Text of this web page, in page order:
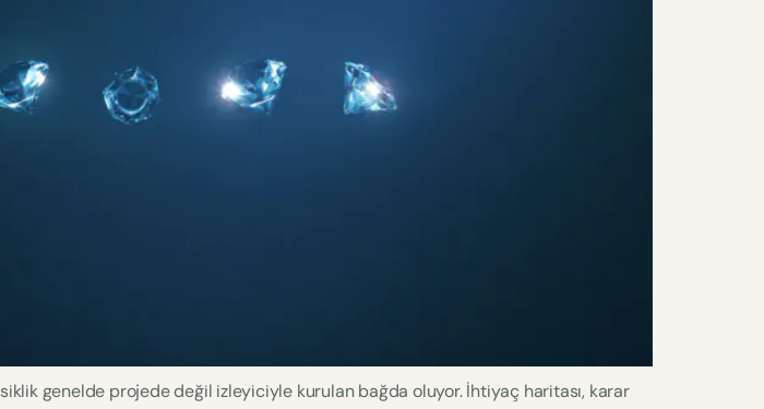
genelde projede değil izleyiciyle kurulan bağda oluyor. İhtiyaç haritası, karar